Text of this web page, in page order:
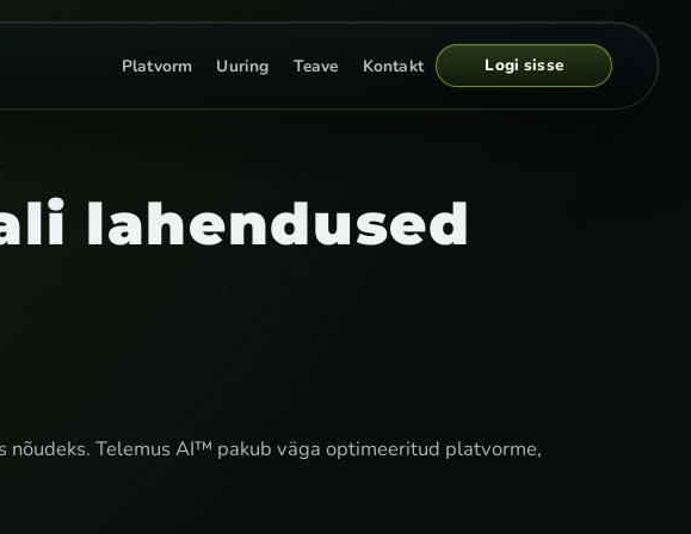
Platvorm Uuring Teave Kontakt Logi sisse
lahendused
nõudeks. Telemus AI™ pakub väga optimeeritud platvorme,